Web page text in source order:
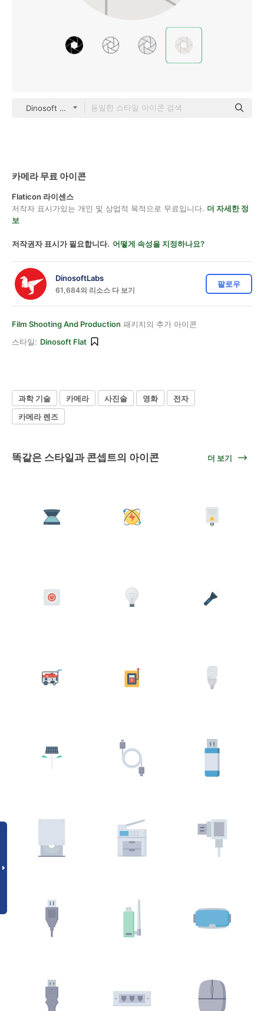
Dinosoft Flat
카메라 무료 아이콘
Flaticon 라이센스
저작자 표시가있는 개인 및 상업적 목적으로 무료입니다. 더 자세한 정
보
저작권자 표시가 필요합니다. 어떻게 속성을 지정하나요?
DinosoftLabs
61,684의 리소스 다 보기
팔로우
Film Shooting And Production 패키지의 추가 아이콘
스타일: Dinosoft Flat
과학 기술 카메라 사진술 영화
전자
카메라 렌즈
똑같은 스타일과 콘셉트의 아이콘 더 보기